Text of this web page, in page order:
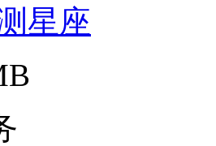
星座